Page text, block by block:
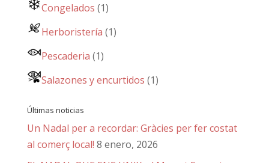
Congelados (1)
Herboristería (1)
Pescaderia (1)
Salazones y encurtidos (1)
Últimas noticias
Un Nadal per a recordar: Gràcies per fer costat
al comerç local! 8 enero, 2026